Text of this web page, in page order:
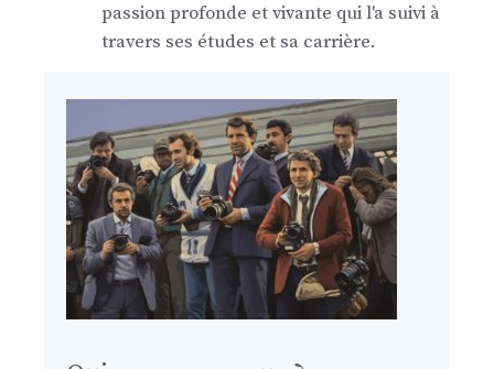
passion profonde et vivante qui l'a suivi à
travers ses études et sa carrière.